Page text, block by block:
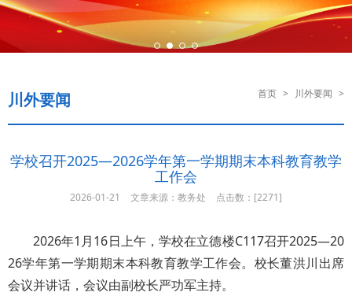
川外要闻 首页 > 川外要闻 >
学校召开2025—2026学年第一学期期末本科教育教学
工作会
2026-01-21 文章来源：教务处 点击数：[2271]
2026年1月16日上午，学校在立德楼C117召开2025—20
26学年第一学期期末本科教育教学工作会。校长董洪川出席
会议并讲话，会议由副校长严功军主持。